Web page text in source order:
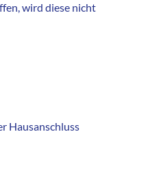
wird diese nicht
Hausanschluss